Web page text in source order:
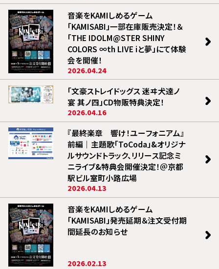
音楽をKAMIしめるゲーム
「KAMISABI」一部在庫販売決定！＆
「THE IDOLM@STER SHINY
COLORS ∞th LIVE iと夢」にて体験
会を開催！
2026.04.24
「文豪ストレイドッグス 迷ヰ犬達ノ
宴 其ノ四」CD物販特典決定！
2026.04.16
『最終楽章 響け！ユーフォニアム』
前編｜主題歌「ToCoda」&オリジナ
ルサウンドトラック、リリース記念ミ
ニライブ&特典会開催決定！＠京都
駅ビル室町小路広場
2026.04.13
音楽をKAMIしめるゲーム
「KAMISABI」発売延期＆注文受付期
間延長のお知らせ
2026.02.13